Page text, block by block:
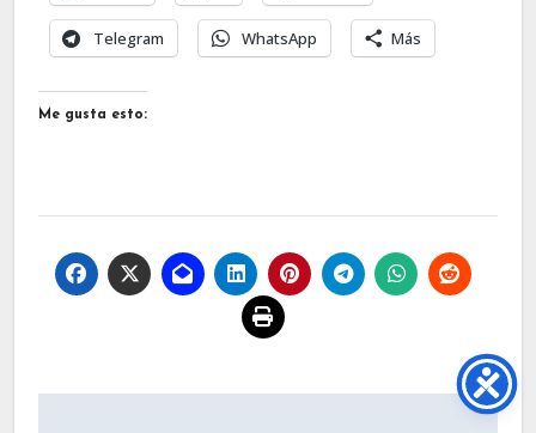
Telegram WhatsApp Más
Me gusta esto: